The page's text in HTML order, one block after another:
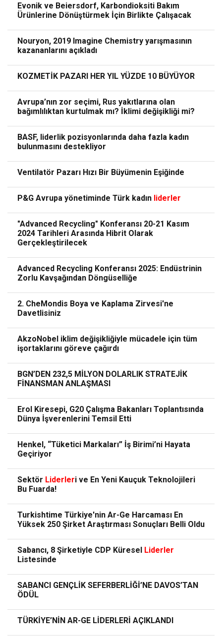
Evonik ve Beiersdorf, Karbondioksiti Bakım
Ürünlerine Dönüştürmek İçin Birlikte Çalışacak
Nouryon, 2019 Imagine Chemistry yarışmasının
kazananlarını açıkladı
KOZMETİK PAZARI HER YIL YÜZDE 10 BÜYÜYOR
Avrupa’nın zor seçimi, Rus yakıtlarına olan
bağımlılıktan kurtulmak mı? İklimi değişikliği mi?
BASF, liderlik pozisyonlarında daha fazla kadın
bulunmasını destekliyor
Ventilatör Pazarı Hızı Bir Büyümenin Eşiğinde
P&G Avrupa yönetiminde Türk kadın liderler
"Advanced Recycling" Konferansı 20-21 Kasım
2024 Tarihleri Arasında Hibrit Olarak
Gerçekleştirilecek
Advanced Recycling Konferansı 2025: Endüstrinin
Zorlu Kavşağından Döngüselliğe
2. CheMondis Boya ve Kaplama Zirvesi'ne
Davetlisiniz
AkzoNobel iklim değişikliğiyle mücadele için tüm
işortaklarını göreve çağırdı
BGN’DEN 232,5 MİLYON DOLARLIK STRATEJİK
FİNANSMAN ANLAŞMASI
Erol Kiresepi, G20 Çalışma Bakanları Toplantısında
Dünya İşverenlerini Temsil Etti
Henkel, “Tüketici Markaları” İş Birimi’ni Hayata
Geçiriyor
Sektör Liderleri ve En Yeni Kauçuk Teknolojileri
Bu Fuarda!
Turkishtime Türkiye'nin Ar-Ge Harcaması En
Yüksek 250 Şirket Araştırması Sonuçları Belli Oldu
Sabancı, 8 Şirketiyle CDP Küresel
Liderler
Listesinde
SABANCI GENÇLİK SEFERBERLİĞİ’NE DAVOS’TAN
ÖDÜL
TÜRKİYE’NİN AR-GE LİDERLERİ AÇIKLANDI